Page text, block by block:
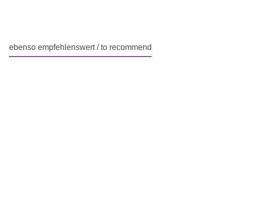
ebenso empfehlenswert / to recommend